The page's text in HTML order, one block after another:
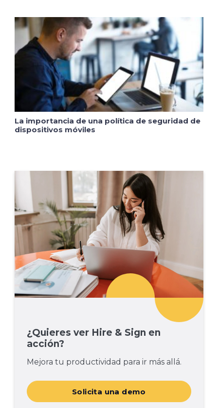
La importancia de una política de seguridad de
dispositivos móviles
¿Quieres ver Hire & Sign en
acción?
Mejora tu productividad para ir más allá.
Solicita una demo